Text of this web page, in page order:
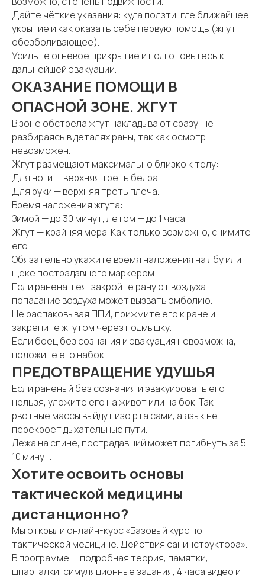
Дайте чёткие указания: куда ползти, где ближайшее
укрытие и как оказать себе первую помощь (жгут,
обезболивающее).
Усильте огневое прикрытие и подготовьтесь к
дальнейшей эвакуации.
ОКАЗАНИЕ ПОМОЩИ В
ОПАСНОЙ ЗОНЕ. ЖГУТ
В зоне обстрела жгут накладывают сразу, не
разбираясь в деталях раны, так как осмотр
невозможен.
Жгут размещают максимально близко к телу:
Для ноги — верхняя треть бедра.
Для руки — верхняя треть плеча.
Время наложения жгута:
Зимой — до 30 минут, летом — до 1 часа.
Жгут — крайняя мера. Как только возможно, снимите
его.
Обязательно укажите время наложения на лбу или
щеке пострадавшего маркером.
Если ранена шея, закройте рану от воздуха —
попадание воздуха может вызвать эмболию.
Не распаковывая ППИ, прижмите его к ране и
закрепите жгутом через подмышку.
Если боец без сознания и эвакуация невозможна,
положите его набок.
ПРЕДОТВРАЩЕНИЕ УДУШЬЯ
Если раненый без сознания и эвакуировать его
нельзя, уложите его на живот или на бок. Так
рвотные массы выйдут изо рта сами, а язык не
перекроет дыхательные пути.
Лежа на спине, пострадавший может погибнуть за 5–
10 минут.
Хотите освоить основы
тактической медицины
дистанционно?
Мы открыли онлайн-курс «Базовый курс по
тактической медицине. Действия санинструктора».
В программе — подробная теория, памятки,
шпаргалки, симуляционные задания, 4 часа видео и